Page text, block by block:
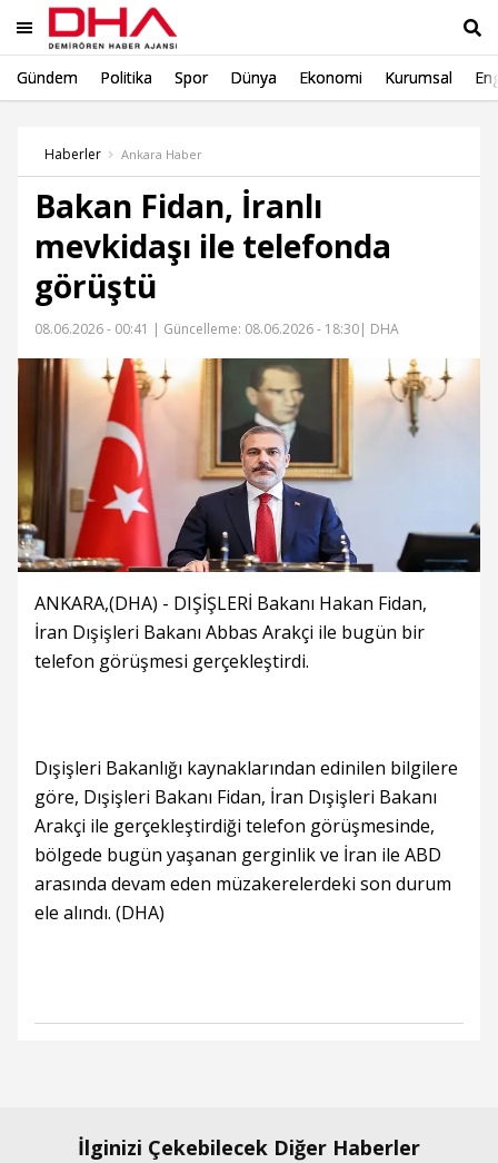
Gündem Politika Spor Dünya Ekonomi Kurumsal
Haberler Ankara Haber
Bakan Fidan, İranlı
mevkidaşı ile telefonda
görüştü
08.06.2026 - 00:41 | Güncelleme: 08.06.2026 - 18:30| DHA
ANKARA,(DHA) - DIŞİŞLERİ Bakanı Hakan Fidan,
İran Dışişleri Bakanı Abbas Arakçi ile bugün bir
telefon görüşmesi gerçekleştirdi.
Dışişleri Bakanlığı kaynaklarından edinilen bilgilere
göre, Dışişleri Bakanı Fidan, İran Dışişleri Bakanı
Arakçi ile gerçekleştirdiği telefon görüşmesinde,
bölgede bugün yaşanan gerginlik ve İran ile ABD
arasında devam eden müzakerelerdeki son durum
ele alındı. (DHA)
İlginizi Çekebilecek Diğer Haberler